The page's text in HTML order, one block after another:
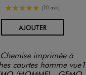
5/5 de moyenne
(20 avis)
AJOUTERAU PANIER